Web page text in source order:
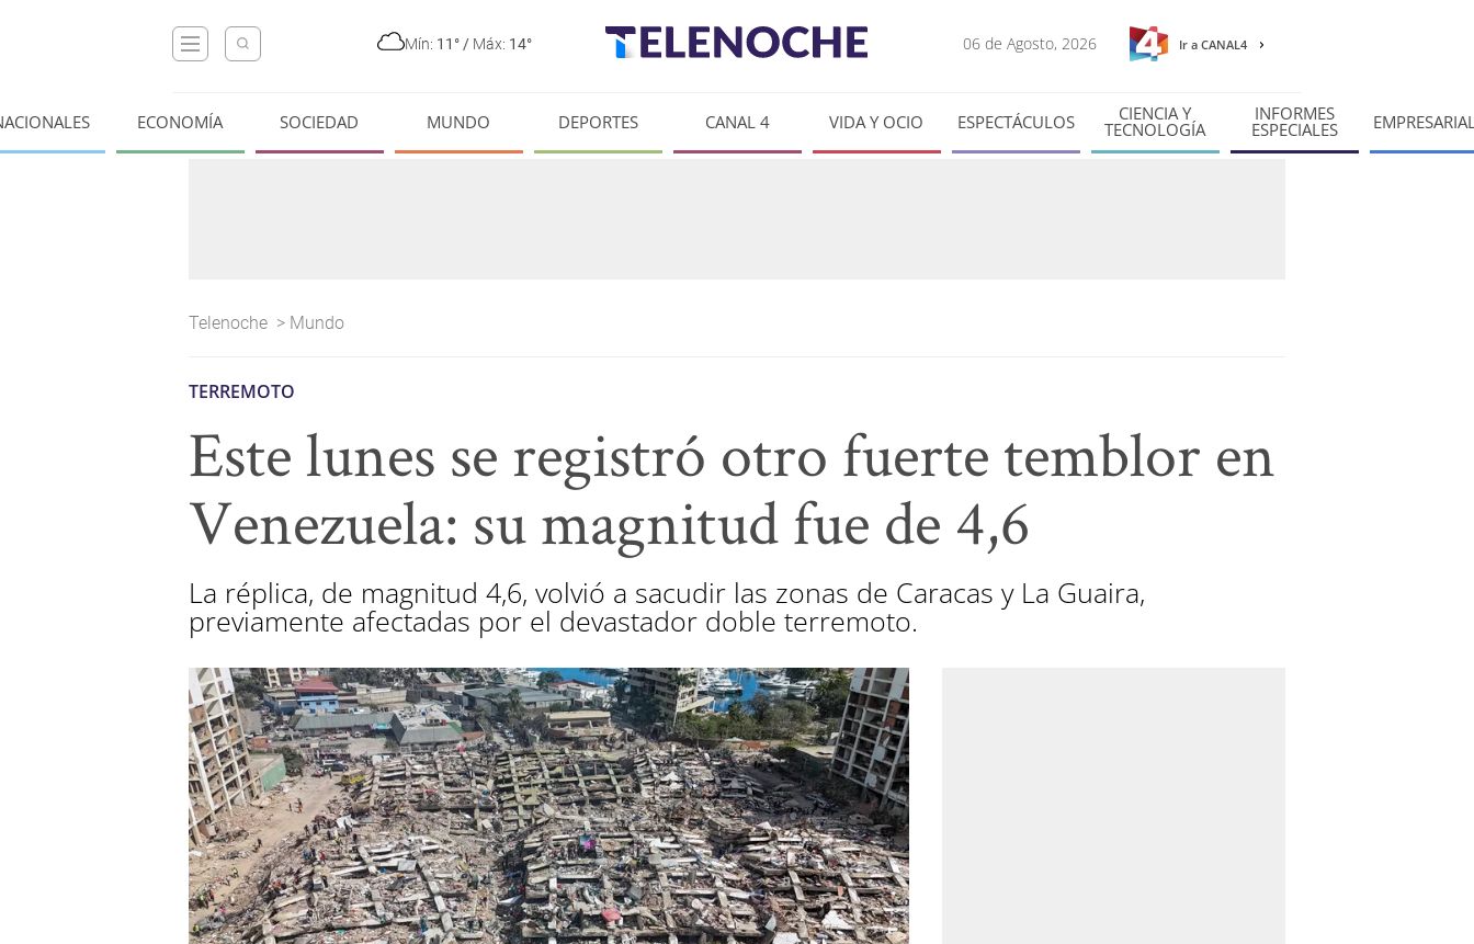
Mín: 11° / Máx: 14° 06 de Agosto, 2026 Ir a CANAL4
ECONOMÍA SOCIEDAD MUNDO DEPORTES CANAL 4 VIDA Y OCIO ESPECTÁCULOS CIENCIA Y
TECNOLOGÍA
INFORMES
ESPECIALES
Telenoche > Mundo
TERREMOTO
Este lunes se registró otro fuerte temblor en
Venezuela: su magnitud fue de 4,6
La réplica, de magnitud 4,6, volvió a sacudir las zonas de Caracas y La Guaira,
previamente afectadas por el devastador doble terremoto.